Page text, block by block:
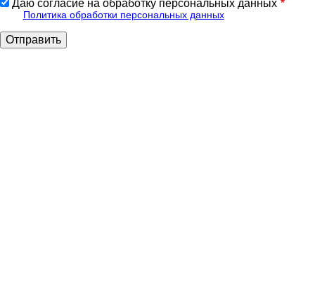
Даю согласие на обработку персональных данных
Политика обработки персональных данных